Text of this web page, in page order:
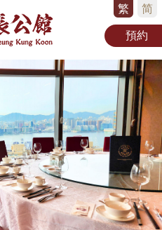
預約
繁 简